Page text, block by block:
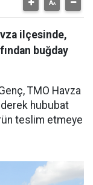
ilçesinde,
buğday
TMO Havza
hububat
teslim etmeye